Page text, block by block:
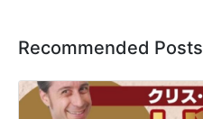
Recommended Posts